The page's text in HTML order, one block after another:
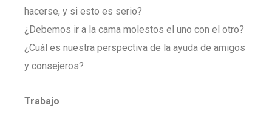
hacerse, y si esto es serio?
¿Debemos ir a la cama molestos el uno con el otro?
¿Cuál es nuestra perspectiva de la ayuda de amigos
y consejeros?
Trabajo